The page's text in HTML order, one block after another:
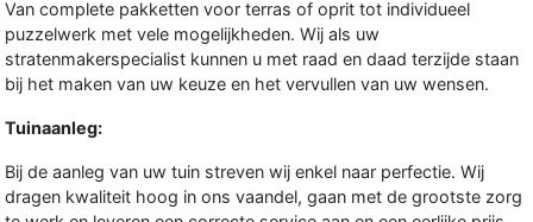
Van complete pakketten voor terras of oprit tot individueel
puzzelwerk met vele mogelijkheden. Wij als uw
stratenmakerspecialist kunnen u met raad en daad terzijde staan
bij het maken van uw keuze en het vervullen van uw wensen.
Tuinaanleg:
Bij de aanleg van uw tuin streven wij enkel naar perfectie. Wij
dragen kwaliteit hoog in ons vaandel, gaan met de grootste zorg